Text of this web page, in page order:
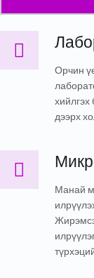
Лабораторийн
Орчин
дээрх
Манай